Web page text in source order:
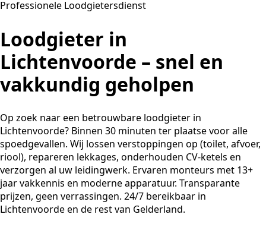
Professionele Loodgietersdienst
Loodgieter in
Lichtenvoorde – snel en
vakkundig geholpen
Op zoek naar een betrouwbare loodgieter in
Lichtenvoorde? Binnen 30 minuten ter plaatse voor alle
spoedgevallen. Wij lossen verstoppingen op (toilet, afvoer,
riool), repareren lekkages, onderhouden CV-ketels en
verzorgen al uw leidingwerk. Ervaren monteurs met 13+
jaar vakkennis en moderne apparatuur. Transparante
prijzen, geen verrassingen. 24/7 bereikbaar in
Lichtenvoorde en de rest van Gelderland.